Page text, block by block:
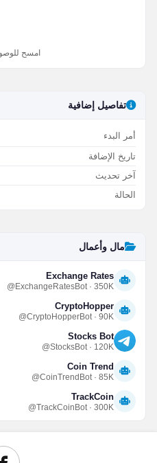
امسح
تفاصيل إضافية
أمر البدء
تاريخ الإضافة
آخر تحديث
الحالة
مال وأعمال
Exchange Rates
@ExchangeRatesBot · 350K
CryptoHopper
@CryptoHopperBot · 90K
Stocks Bot
@StocksBot · 120K
Coin Trend
@CoinTrendBot · 85K
TrackCoin
@TrackCoinBot · 300K